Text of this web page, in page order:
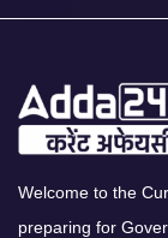
Welcome to the
preparing for